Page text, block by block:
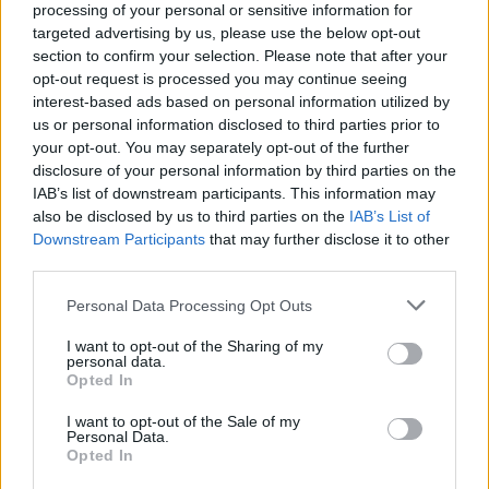
processing of your personal or sensitive information for
targeted advertising by us, please use the below opt-out
section to confirm your selection. Please note that after your
opt-out request is processed you may continue seeing
interest-based ads based on personal information utilized by
us or personal information disclosed to third parties prior to
your opt-out. You may separately opt-out of the further
disclosure of your personal information by third parties on the
IAB’s list of downstream participants. This information may
also be disclosed by us to third parties on the IAB’s List of
Downstream Participants that may further disclose it to other
Please note that this website/app uses one or more Google
not limited to your visit or usage behaviour. You may click to
grant or deny consent to Google and its third-party tags to
use your data for below specified purposes in below Google
consent section.
Personal Data Processing Opt Outs
I want to opt-out of the Sharing of my
personal data.
Opted In
I want to opt-out of the Sale of my
Personal Data.
Opted In
Περίπου 290.000 ανενεργοί
φοιτητές θα διαγραφούν από τα
μητρώα
Περίπου 290.000 ανενεργοί φοιτητές θα
διαγραφούν από τα μητρώα, καθώς δεν
πληρούν τα παραπάνω κριτήρια και η παραμονή
τους αλλοιώνει την πραγματική εικόνα της
φοιτητικής κοινότητας. Λαμβάνονται ειδικές
προβλημάτων υγείας, δυσκολεύονται να
ολοκληρώσουν τις σπουδές τους, όπως είναι τα
άτομα με αναπηρία άνω του 50%. Επίσης, δεν
εργαζόμενοι άνω των 20 ωρών την εβδομάδα,
πρωταθλητές και αθλητές με εντατικό